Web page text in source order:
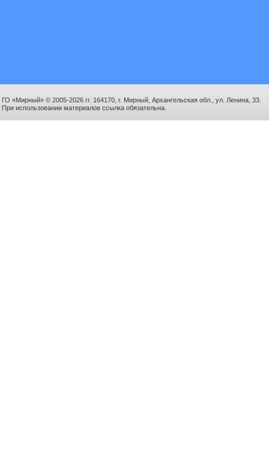
ГО «Мирный» © 2005-2026 гг. 164170, г. Мирный, Архангельская обл., ул. Ленина, 33.
При использовании материалов ссылка обязательна.